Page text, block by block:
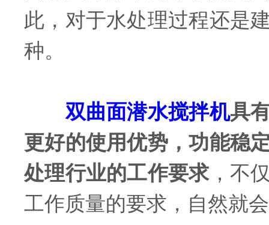
此，对于水处理过程还是
种。
双曲面潜水搅拌机具
更好的使用优势，功能稳
处理行业的工作要求，不
工作质量的要求，自然就